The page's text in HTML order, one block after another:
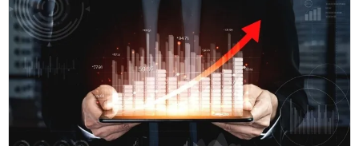
बिजनेस
न्यूज
वीडियो
म्यूचुअल